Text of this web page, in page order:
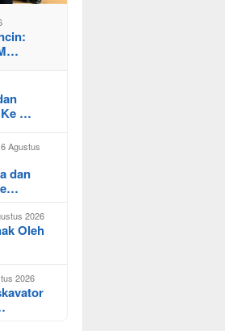
Ke …
6 Agustus
dan
2026
Oleh
2026